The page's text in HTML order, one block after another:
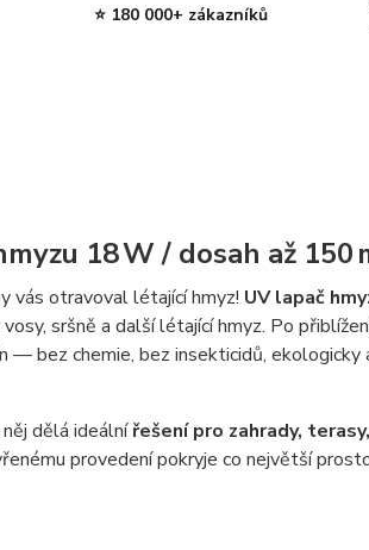
⭐ 180 000+ zákazníků
18 W / dosah až 150
vás otravoval létající hmyz! UV lapač
sršně a další létající hmyz. Po
— bez chemie, bez insekticidů, ekologicky
něj dělá ideálnířešení pro zahrady,
provedení pokryje co největší